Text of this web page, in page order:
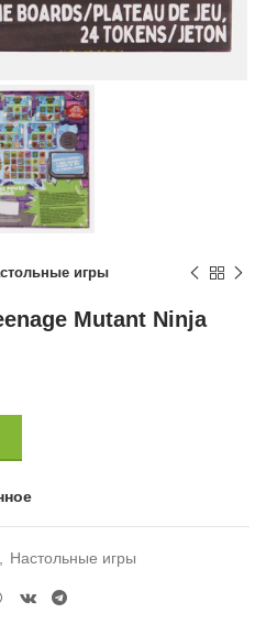
игры
Mutant Ninja
Настольные игры